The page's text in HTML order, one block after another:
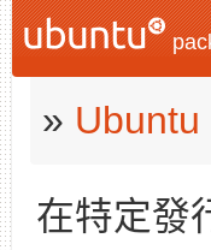
» Ubuntu
在特定發